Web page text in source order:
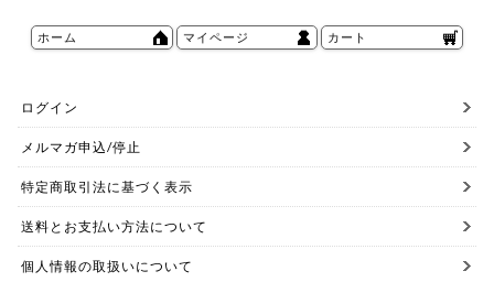
ホーム マイページ カート
ログイン
メルマガ申込/停止
特定商取引法に基づく表示
送料とお支払い方法について
個人情報の取扱いについて